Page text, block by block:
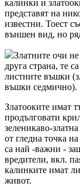
калинки и
представят на
известни. Тоест
външен вид, но
Златните очи
друга страна, те
листните въшки
въшки седмично).
Златооките имат
продълговати
зеленикаво-
от гледна точка
са най -важни -
вредители, вкл.
калинките имат
живот.